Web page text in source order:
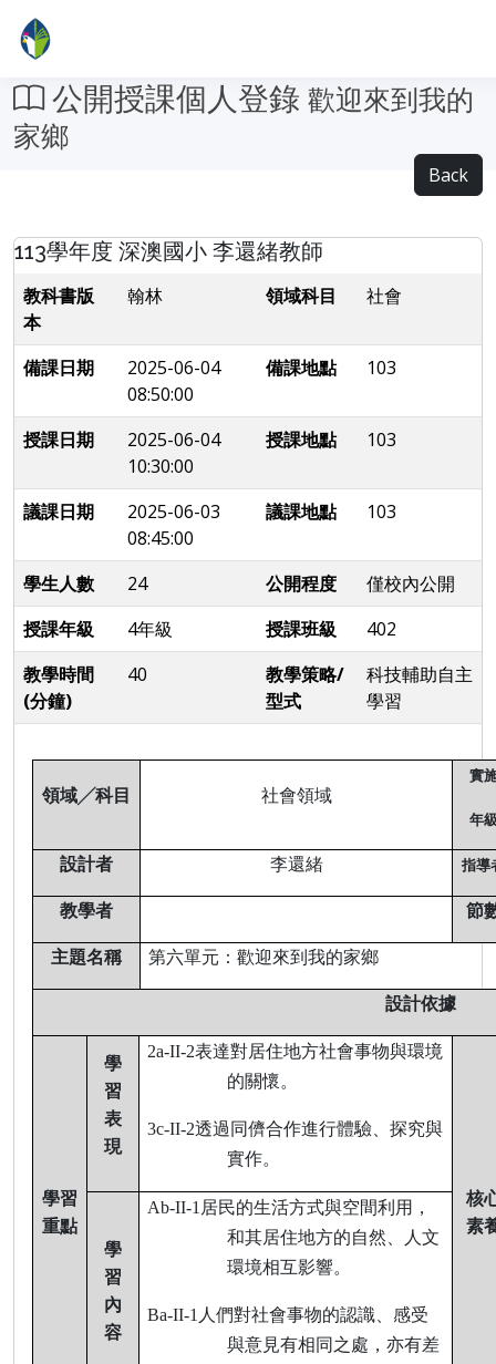
公開授課個人登錄 歡迎來到我的
家鄉
Back
113學年度 深澳國小 李還緒教師
教科書版
本
翰林 領域科目 社會
備課日期
2025-06-04
08:50:00
備課地點 103
授課日期
2025-06-04
10:30:00
授課地點 103
議課日期
2025-06-03
08:45:00
議課地點 103
學生人數 24 公開程度
僅校內公開
授課年級
4年級 授課班級
402
教學時間
(分鐘)
40
教學策略/
型式
科技輔助自主
學習
領域╱科目 社會領域
實
年
設計者 李還緒 指導
教學者 節
主題名稱 第六單元：歡迎來到我的家鄉
設計依據
學習
重點
學
習
表
現
2a-II-2表達對居住地方社會事物與環境
的關懷。
3c-II-2透過同儕合作進行體驗、探究與
實作。
核
素
學
習
內
容
Ab-II-1 居民的生活方式與空間利用，
和其居住地方的自然、人文
環境相互影響。
Ba-II-1 人們對社會事物的認識、感受
與意見有相同之處，亦有差